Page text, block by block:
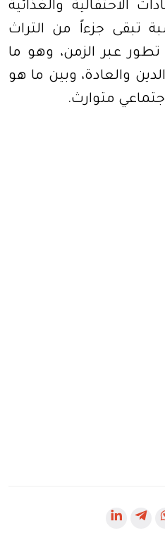
الاحتفالية والغذائية
تبقى جزءاً من التراث
عبر الزمن، وهو ما
والعادة، وبين ما هو
متوارث.
رابطرابط